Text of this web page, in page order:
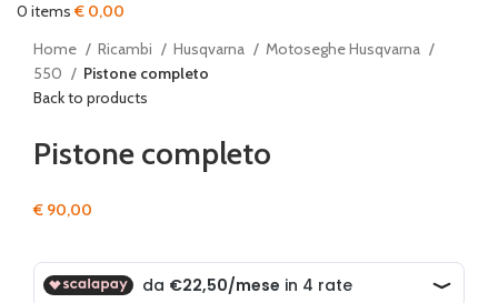
0 items € 0,00
Home Ricambi Husqvarna
Motoseghe Husqvarna
550
Pistone completo
Back to products
Pistone completo
€ 90,00